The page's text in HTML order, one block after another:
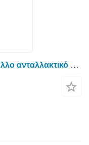
Χορτοκοπτικό Krone Big M II για άλλο ανταλλακτικό συστήματος ψύξης rama chłodnicy 002316201